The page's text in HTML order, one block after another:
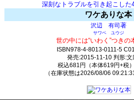
深刻なトラブルを引き起こした
ワケありな本
沢辺 有司 著
サワベ ユウジ
世の中には“いわく”つきの
ISBN978-4-8013-0111-5
発売:2015-11-10 判形:文
税込681円（本体619円+税
（在庫状態は2026/08/06